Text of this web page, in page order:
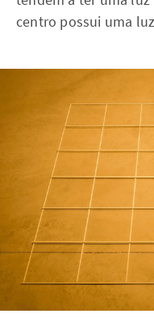
centro possui uma luz